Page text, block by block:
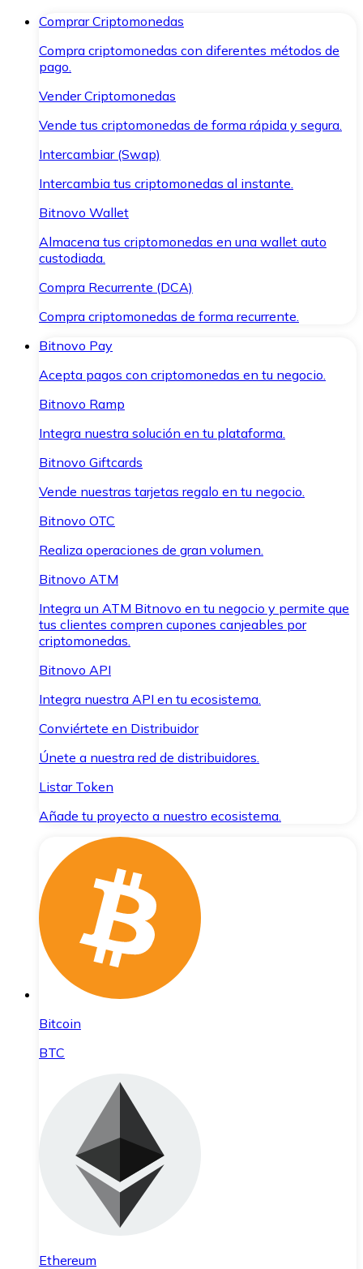
Comprar Criptomonedas
Compra criptomonedas con diferentes métodos de
pago.
Vender Criptomonedas
Vende tus criptomonedas de forma rápida y segura.
Intercambiar (Swap)
Intercambia tus criptomonedas al instante.
Bitnovo Wallet
Almacena tus criptomonedas en una wallet auto
custodiada.
Compra Recurrente (DCA)
Compra criptomonedas de forma recurrente.
Bitnovo Pay
Acepta pagos con criptomonedas en tu negocio.
Bitnovo Ramp
Integra nuestra solución en tu plataforma.
Bitnovo Giftcards
Vende nuestras tarjetas regalo en tu negocio.
Bitnovo OTC
Realiza operaciones de gran volumen.
Bitnovo ATM
Integra un ATM Bitnovo en tu negocio y permite que
tus clientes compren cupones canjeables por
criptomonedas.
Bitnovo API
Integra nuestra API en tu ecosistema.
Conviértete en Distribuidor
Únete a nuestra red de distribuidores.
Listar Token
Añade tu proyecto a nuestro ecosistema.
Bitcoin
BTC
Ethereum